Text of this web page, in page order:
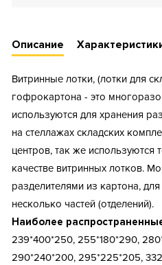
Описание
Витринные лотки, (лотки для
гофрокартона - это
используются для хранения
на стеллажах складских
центров, так же
качестве витринных лотков.
разделителями из картона,
несколько частей (отделений).
Наиболее
239*400*250, 255*180*290,
290*240*200, 295*225*205,